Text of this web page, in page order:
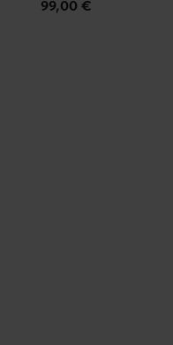
99,00 €